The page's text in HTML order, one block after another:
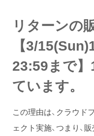
リターンの
【3/
23:59まで
ています。
この理由は、クラウド
ェクト実施、つまり、